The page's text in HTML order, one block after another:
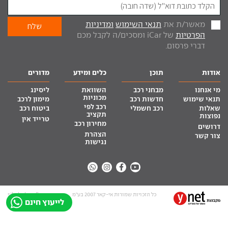
לייעוץ חינם
מאשר/ת את תנאי השימוש ומדיניות
הפרטיות
של iCar ומסכים/ה לקבל מכם
דברי פרסום.
אודות
מי אנחנו
תנאי שימוש
שאלות
נפוצות
דרושים
צור קשר
תוכן
מבחני רכב
חדשות רכב
רכב חשמלי
כלים ומידע
השוואת
מכוניות
רכב לפי
תקציב
מחירון רכב
הצהרת
נגישות
מדורים
ליסינג
מימון לרכב
ביטוח רכב
טרייד אין
כל הזכויות שמורות אי-קאר 2007 בע”מ site by tq.soft